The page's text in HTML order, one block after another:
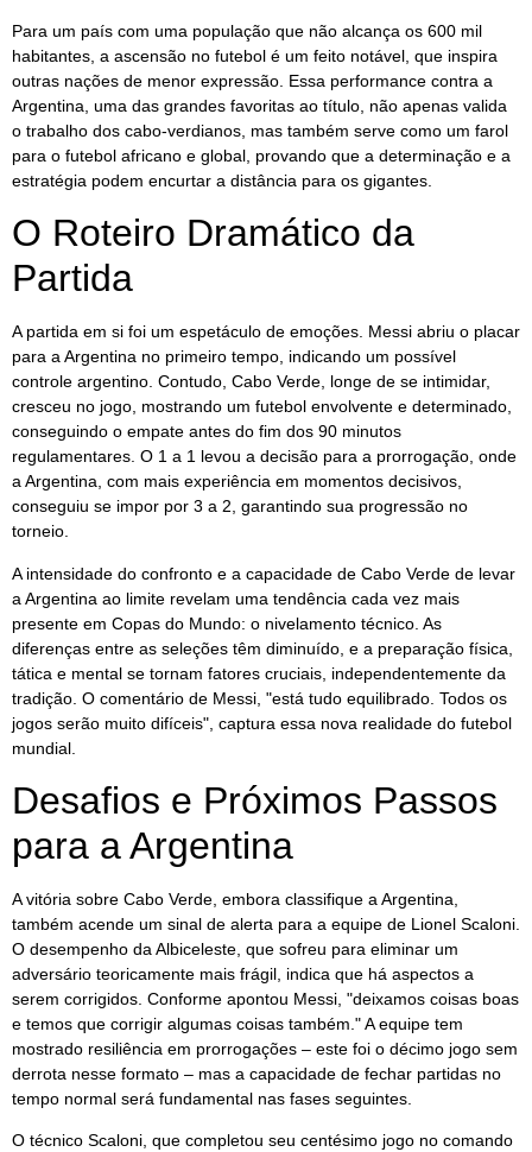
Para um país com uma população que não alcança os 600 mil
habitantes, a ascensão no futebol é um feito notável, que inspira
outras nações de menor expressão. Essa performance contra a
Argentina, uma das grandes favoritas ao título, não apenas valida
o trabalho dos cabo-verdianos, mas também serve como um farol
para o futebol africano e global, provando que a determinação e a
estratégia podem encurtar a distância para os gigantes.
O Roteiro Dramático da
Partida
A partida em si foi um espetáculo de emoções. Messi abriu o placar
para a Argentina no primeiro tempo, indicando um possível
controle argentino. Contudo, Cabo Verde, longe de se intimidar,
cresceu no jogo, mostrando um futebol envolvente e determinado,
conseguindo o empate antes do fim dos 90 minutos
regulamentares. O 1 a 1 levou a decisão para a prorrogação, onde
a Argentina, com mais experiência em momentos decisivos,
conseguiu se impor por 3 a 2, garantindo sua progressão no
torneio.
A intensidade do confronto e a capacidade de Cabo Verde de levar
a Argentina ao limite revelam uma tendência cada vez mais
presente em Copas do Mundo: o nivelamento técnico. As
diferenças entre as seleções têm diminuído, e a preparação física,
tática e mental se tornam fatores cruciais, independentemente da
tradição. O comentário de Messi, "está tudo equilibrado. Todos os
jogos serão muito difíceis", captura essa nova realidade do futebol
mundial.
Desafios e Próximos Passos
para a Argentina
A vitória sobre Cabo Verde, embora classifique a Argentina,
também acende um sinal de alerta para a equipe de Lionel Scaloni.
O desempenho da Albiceleste, que sofreu para eliminar um
adversário teoricamente mais frágil, indica que há aspectos a
serem corrigidos. Conforme apontou Messi, "deixamos coisas boas
e temos que corrigir algumas coisas também." A equipe tem
mostrado resiliência em prorrogações – este foi o décimo jogo sem
derrota nesse formato – mas a capacidade de fechar partidas no
tempo normal será fundamental nas fases seguintes.
O técnico Scaloni, que completou seu centésimo jogo no comando